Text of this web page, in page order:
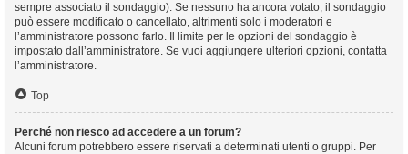
sempre associato il sondaggio). Se nessuno ha ancora votato, il sondaggio
può essere modificato o cancellato, altrimenti solo i moderatori e
l’amministratore possono farlo. Il limite per le opzioni del sondaggio è
impostato dall’amministratore. Se vuoi aggiungere ulteriori opzioni, contatta
l’amministratore.
Top
Perché non riesco ad accedere a un forum?
Alcuni forum potrebbero essere riservati a determinati utenti o gruppi. Per